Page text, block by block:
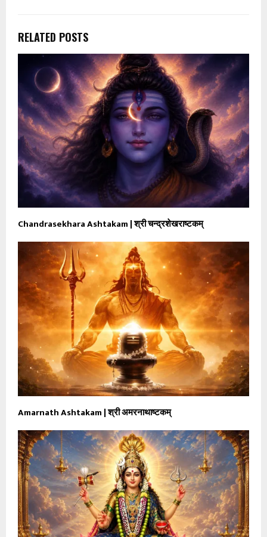
RELATED POSTS
Chandrasekhara Ashtakam | श्री चन्द्रशेखराष्टकम्
Amarnath Ashtakam | श्री अमरनाथाष्टकम्